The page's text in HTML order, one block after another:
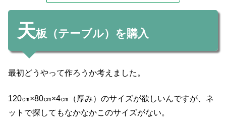
天板（テーブル）を購入
最初どうやって作ろうか考えました。
120㎝×80㎝×4㎝（厚み）のサイズが欲しいんですが、ネ
ットで探してもなかなかこのサイズがない。